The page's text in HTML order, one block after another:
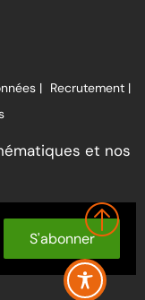
| Recrutement |
et nos
S'abonner